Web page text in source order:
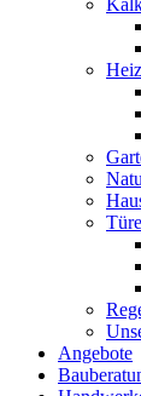
Angebote